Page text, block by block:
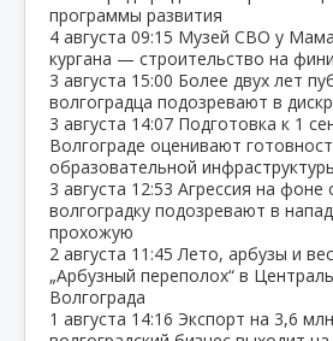
программы развития
4 августа 09:15 Музей СВО у
кургана — строительство на
3 августа 15:00 Более двух лет
волгоградца подозревают в
3 августа 14:07 Подготовка к 1
Волгограде оценивают
образовательной
3 августа 12:53 Агрессия на фоне
волгоградку подозревают в
прохожую
2 августа 11:45 Лето, арбузы и
„Арбузный переполох“ в
Волгограда
1 августа 14:16 Экспорт на 3,6